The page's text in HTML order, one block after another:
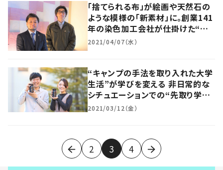
「捨てられる布」が絵画や天然石の
ような模様の「新素材」に。創業141
年の染色加工会社が仕掛けた“ア
ップサイクル”
2021/04/07（水）
“キャンプの手法を取り入れた大学
生活”が学びを変える 非日常的な
シチュエーションでの“先取り学
習”が生んだもの
2021/03/12（金）
2 3 4